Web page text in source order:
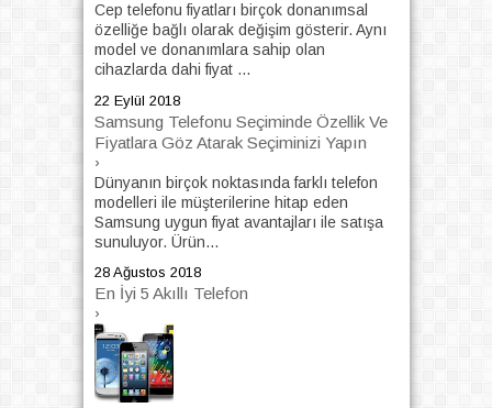
Cep telefonu fiyatları birçok donanımsal
özelliğe bağlı olarak değişim gösterir. Aynı
model ve donanımlara sahip olan
cihazlarda dahi fiyat ...
22 Eylül 2018
Samsung Telefonu Seçiminde Özellik Ve
Fiyatlara Göz Atarak Seçiminizi Yapın
›
Dünyanın birçok noktasında farklı telefon
modelleri ile müşterilerine hitap eden
Samsung uygun fiyat avantajları ile satışa
sunuluyor. Ürün...
28 Ağustos 2018
En İyi 5 Akıllı Telefon
›